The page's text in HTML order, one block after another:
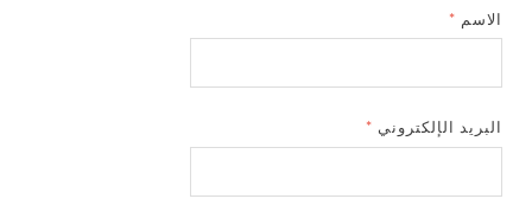
الاسم *
البريد الإلكتروني *